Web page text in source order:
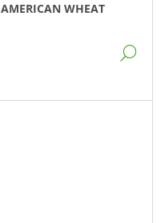
WHEAT